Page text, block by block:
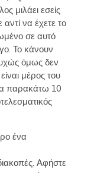
μιλάει εσείς
να έχετε το
σε αυτό
Το κάνουν
όμως δεν
μέρος του
παρακάτω 10
ένα
Αφήστε